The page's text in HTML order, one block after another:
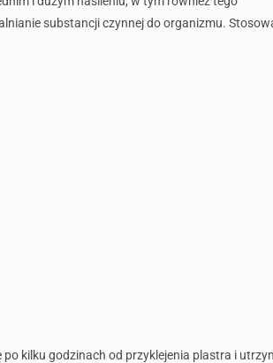
substancji czynnej do organizmu.
kilku godzinach od przyklejenia plastra i